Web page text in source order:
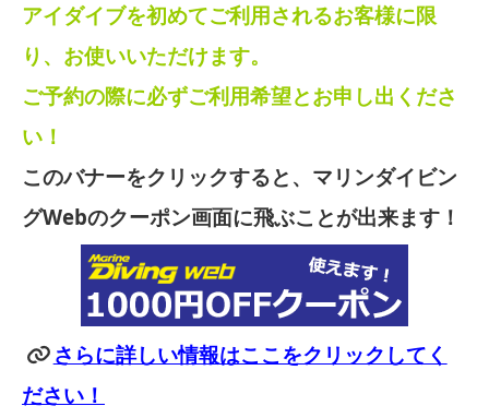
アイダイブを初めてご利用されるお客様に限
り、お使いいただけます。
ご予約の際に必ずご利用希望とお申し出くださ
い！
このバナーをクリックすると、マリンダイビン
グWebのクーポン画面に飛ぶことが出来ます！
さらに詳しい情報はここをクリックしてく
ださい！